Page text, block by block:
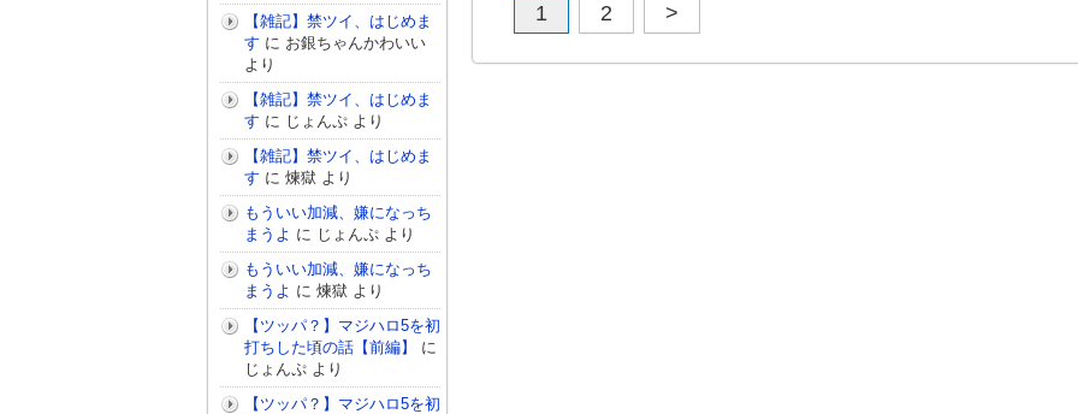
1 2 >
【雑記】禁ツイ、はじめま
す に お銀ちゃんかわいい
より
【雑記】禁ツイ、はじめま
す に じょんぷ より
【雑記】禁ツイ、はじめま
す に 煉獄 より
もういい加減、嫌になっち
まうよ に じょんぷ より
もういい加減、嫌になっち
まうよ に 煉獄 より
【ツッパ？】マジハロ5を初
打ちした頃の話【前編】
に
じょんぷ より
【ツッパ？】マジハロ5を初